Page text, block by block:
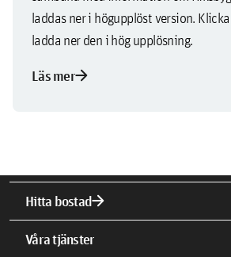
laddas ner i högupplöst version.
ladda ner den i hög upplösning.
Läs merarrow_forward
Hitta bostadarrow_forward
Våra tjänster